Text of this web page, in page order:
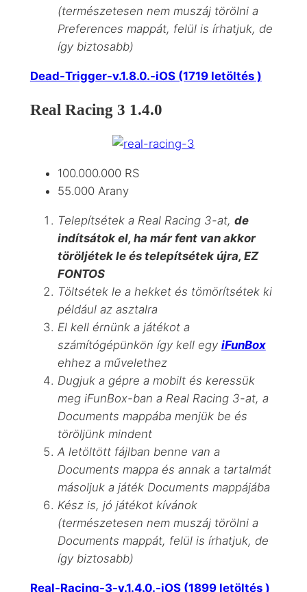
(természetesen nem muszáj törölni a
Preferences mappát, felül is írhatjuk, de
így biztosabb)
Dead-Trigger-v.1.8.0.-iOS (1719 letöltés )
Real Racing 3 1.4.0
100.000.000 RS
55.000 Arany
Telepítsétek a Real Racing 3-at, de
indítsátok el, ha már fent van akkor
töröljétek le és telepítsétek újra, EZ
FONTOS
Töltsétek le a hekket és tömörítsétek ki
például az asztalra
El kell érnünk a játékot a
számítógépünkön így kell egy iFunBox
ehhez a művelethez
Dugjuk a gépre a mobilt és keressük
meg iFunBox-ban a Real Racing 3-at, a
Documents mappába menjük be és
töröljünk mindent
A letöltött fájlban benne van a
Documents mappa és annak a tartalmát
másoljuk a játék Documents mappájába
Kész is, jó játékot kívánok
(természetesen nem muszáj törölni a
Documents mappát, felül is írhatjuk, de
így biztosabb)
Real-Racing-3-v.1.4.0.-iOS (1899 letöltés )